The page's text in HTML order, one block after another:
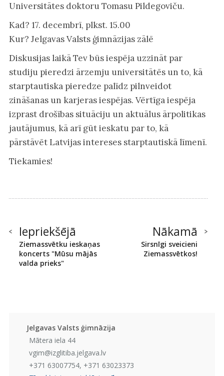
Universitātes doktoru Tomasu Pildegoviču.
Kad? 17. decembrī, plkst. 15.00
Kur? Jelgavas Valsts ģimnāzijas zālē
Diskusijas laikā Tev būs iespēja uzzināt par
studiju pieredzi ārzemju universitātēs un to, kā
starptautiska pieredze palīdz pilnveidot
zināšanas un karjeras iespējas. Vērtīga iespēja
izprast drošības situāciju un aktuālus ārpolitikas
jautājumus, kā arī gūt ieskatu par to, kā
pārstāvēt Latvijas intereses starptautiskā līmenī.
Tiekamies!
Iepriekšējā
Ziemassvētku ieskaņas
koncerts "Mūsu mājās
valda prieks"
Nākamā
Sirsnīgi sveicieni
Ziemassvētkos!
Jelgavas Valsts ģimnāzija
Mātera iela 44
vgim@izglitiba.jelgava.lv
+371 63007754, +371 63023373